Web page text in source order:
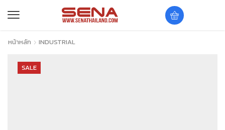
หน้าหลัก INDUSTRIAL
SALE